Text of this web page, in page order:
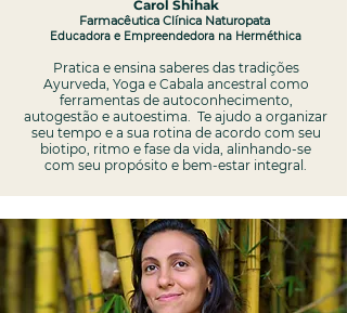
Carol Shihak
Farmacêutica Clínica Naturopata
Educadora e Empreendedora na Herméthica
Pratica e ensina saberes das tradições
Ayurveda, Yoga e Cabala ancestral como
ferramentas de autoconhecimento,
autogestão e autoestima. Te ajudo a organizar
seu tempo e a sua rotina de acordo com seu
biotipo, ritmo e fase da vida, alinhando-se
com seu propósito e bem-estar integral.